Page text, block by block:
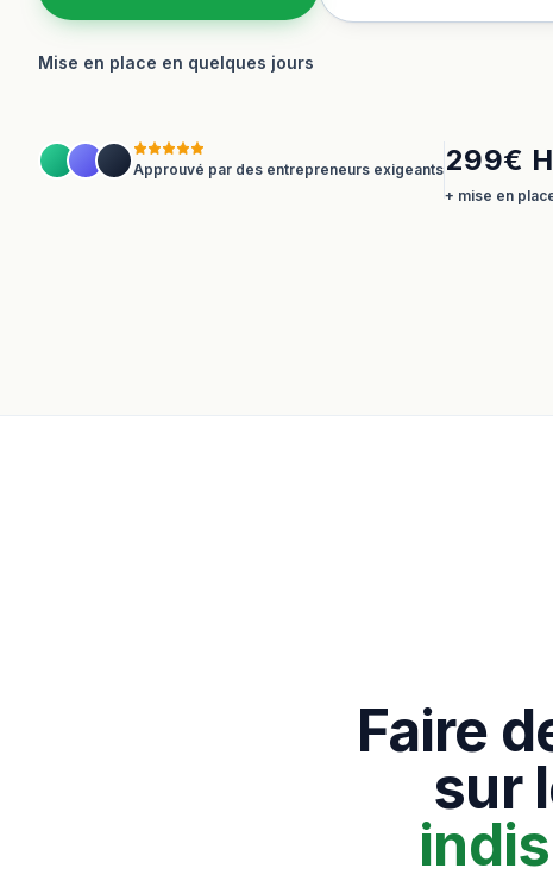
Mise en place en quelques jours
Approuvé par des entrepreneurs exigeants 299€
+ mise en
Faire
sur